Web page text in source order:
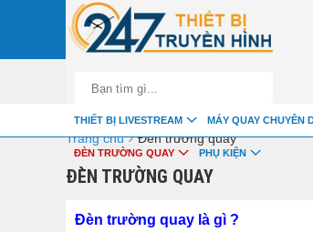
Trang chủ › Đèn trường quay
ĐÈN TRƯỜNG QUAY
Đèn trường quay là gì ?
THIẾT BỊ LIVESTREAM MÁY QUAY CHUYÊN
ĐÈN TRƯỜNG QUAY PHỤ KIỆN